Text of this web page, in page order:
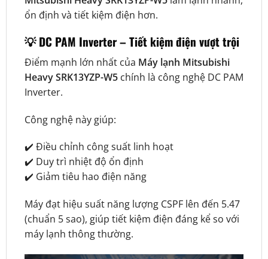
ổn định và tiết kiệm điện hơn.
💡 DC PAM Inverter – Tiết kiệm điện vượt trội
Điểm mạnh lớn nhất của Máy lạnh Mitsubishi
Heavy SRK13YZP-W5chính là công nghệ DC PAM
Inverter.
Công nghệ này giúp:
✔️ Điều chỉnh công suất linh hoạt
✔️ Duy trì nhiệt độ ổn định
✔️ Giảm tiêu hao điện năng
Máy đạt hiệu suất năng lượng CSPF lên đến 5.47
(chuẩn 5 sao), giúp tiết kiệm điện đáng kể so với
máy lạnh thông thường.